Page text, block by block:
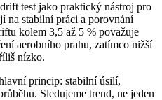
test jako praktický nástroj pro
na stabilní práci a porovnání
kolem 3,5 až 5 % považuje
aerobního prahu, zatímco nižší
nízko.
princip: stabilní úsilí,
Sledujeme trend, ne jeden